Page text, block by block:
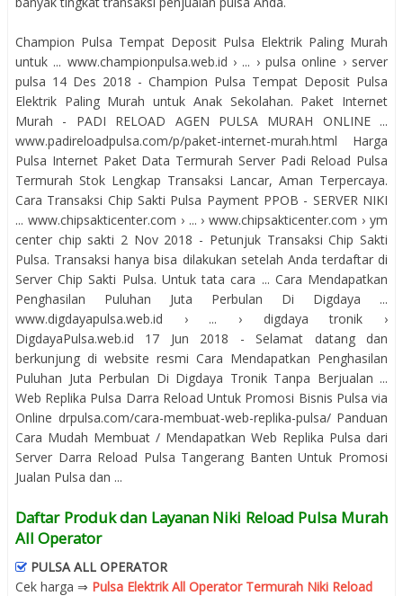
Champion Pulsa Tempat Deposit Pulsa Elektrik Paling Murah
untuk ... www.championpulsa.web.id › ... › pulsa online › server
pulsa 14 Des 2018 - Champion Pulsa Tempat Deposit Pulsa
Elektrik Paling Murah untuk Anak Sekolahan. Paket Internet
Murah - PADI RELOAD AGEN PULSA MURAH ONLINE ...
www.padireloadpulsa.com/p/paket-internet-murah.html Harga
Pulsa Internet Paket Data Termurah Server Padi Reload Pulsa
Termurah Stok Lengkap Transaksi Lancar, Aman Terpercaya.
Cara Transaksi Chip Sakti Pulsa Payment PPOB - SERVER NIKI
... www.chipsakticenter.com › ... › www.chipsakticenter.com › ym
center chip sakti 2 Nov 2018 - Petunjuk Transaksi Chip Sakti
Pulsa. Transaksi hanya bisa dilakukan setelah Anda terdaftar di
Server Chip Sakti Pulsa. Untuk tata cara ... Cara Mendapatkan
Penghasilan Puluhan Juta Perbulan Di Digdaya ...
www.digdayapulsa.web.id › ... › digdaya tronik ›
DigdayaPulsa.web.id 17 Jun 2018 - Selamat datang dan
berkunjung di website resmi Cara Mendapatkan Penghasilan
Puluhan Juta Perbulan Di Digdaya Tronik Tanpa Berjualan ...
Web Replika Pulsa Darra Reload Untuk Promosi Bisnis Pulsa via
Online drpulsa.com/cara-membuat-web-replika-pulsa/ Panduan
Cara Mudah Membuat / Mendapatkan Web Replika Pulsa dari
Server Darra Reload Pulsa Tangerang Banten Untuk Promosi
Jualan Pulsa dan ...
Daftar Produk dan Layanan Niki Reload Pulsa Murah
All Operator
PULSA ALL OPERATOR
Cek harga ⇒ Pulsa Elektrik All Operator Termurah Niki Reload